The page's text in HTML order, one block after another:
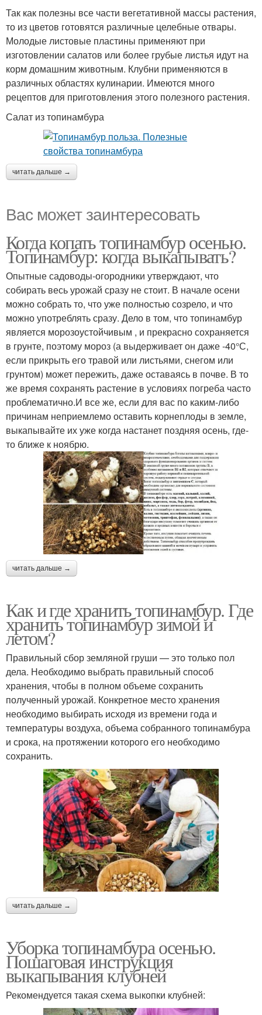
Так как полезны все части вегетативной массы растения,
то из цветов готовятся различные целебные отвары.
Молодые листовые пластины применяют при
изготовлении салатов или более грубые листья идут на
корм домашним животным. Клубни применяются в
различных областях кулинарии. Имеются много
рецептов для приготовления этого полезного растения.
Салат из топинамбура
читать дальше →
Вас может заинтересовать
Когда копать топинамбур осенью.
Топинамбур: когда выкапывать?
Опытные садоводы-огородники утверждают, что
собирать весь урожай сразу не стоит. В начале осени
можно собрать то, что уже полностью созрело, и что
можно употреблять сразу. Дело в том, что топинамбур
является морозоустойчивым , и прекрасно сохраняется
в грунте, поэтому мороз (а выдерживает он даже -40°С,
если прикрыть его травой или листьями, снегом или
грунтом) может пережить, даже оставаясь в почве. В то
же время сохранять растение в условиях погреба часто
проблематично.И все же, если для вас по каким-либо
причинам неприемлемо оставить корнеплоды в земле,
выкапывайте их уже когда настанет поздняя осень, где-
то ближе к ноябрю.
читать дальше →
Как и где хранить топинамбур. Где
хранить топинамбур зимой и
летом?
Правильный сбор земляной груши — это только пол
дела. Необходимо выбрать правильный способ
хранения, чтобы в полном объеме сохранить
полученный урожай. Конкретное место хранения
необходимо выбирать исходя из времени года и
температуры воздуха, объема собранного топинамбура
и срока, на протяжении которого его необходимо
сохранить.
читать дальше →
Уборка топинамбура осенью.
Пошаговая инструкция
выкапывания клубней
Рекомендуется такая схема выкопки клубней: